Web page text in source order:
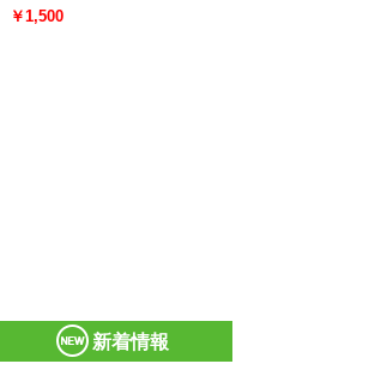
￥1,500
新着情報